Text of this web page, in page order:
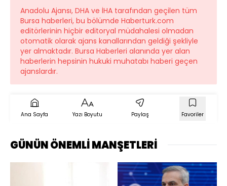
Anadolu Ajansı, DHA ve İHA tarafından geçilen tüm
Bursa haberleri, bu bölümde Haberturk.com
editörlerinin hiçbir editoryal müdahalesi olmadan
otomatik olarak ajans kanallarından geldiği şekliyle
yer almaktadır. Bursa Haberleri alanında yer alan
haberlerin hepsinin hukuki muhatabı haberi geçen
ajanslardır.
Ana Sayfa Yazı Boyutu Paylaş Favoriler
GÜNÜN ÖNEMLİ MANŞETLERİ